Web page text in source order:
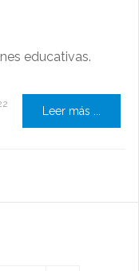
educativas.
Leer más ...